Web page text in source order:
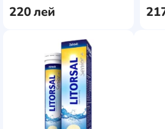
220лей